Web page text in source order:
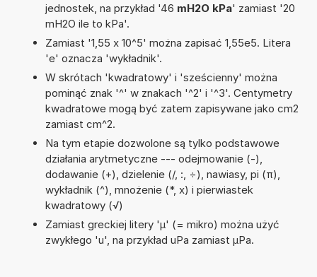
jednostek, na przykład '46 mH2O kPa' zamiast '20
mH2O ile to kPa'.
Zamiast '1,55 x 10^5' można zapisać 1,55e5. Litera
'e' oznacza 'wykładnik'.
W skrótach 'kwadratowy' i 'sześcienny' można
pominąć znak '^' w znakach '^2' i '^3'. Centymetry
kwadratowe mogą być zatem zapisywane jako cm2
zamiast cm^2.
Na tym etapie dozwolone są tylko podstawowe
działania arytmetyczne --- odejmowanie (-),
dodawanie (+), dzielenie (/, :, ÷), nawiasy, pi (π),
wykładnik (^), mnożenie (*, x) i pierwiastek
kwadratowy (√)
Zamiast greckiej litery 'µ' (= mikro) można użyć
zwykłego 'u', na przykład uPa zamiast µPa.